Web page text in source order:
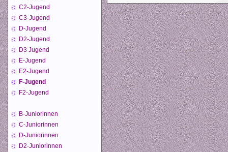
C2-Jugend
C3-Jugend
D-Jugend
D2-Jugend
D3 Jugend
E-Jugend
E2-Jugend
F-Jugend
F2-Jugend
B-Juniorinnen
C-Juniorinnen
D-Juniorinnen
D2-Juniorinnen